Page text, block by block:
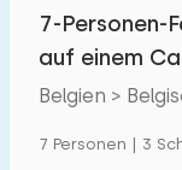
7-Personen-
auf einem
Belgien >
7 Personen | 3